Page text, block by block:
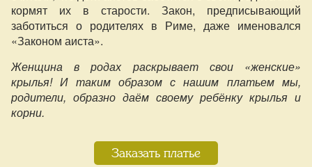
кормят их в старости. Закон, предписывающий
заботиться о родителях в Риме, даже именовался
«Законом аиста».
Женщина в родах раскрывает свои «женские»
крылья! И таким образом с нашим платьем мы,
родители, образно даём своему ребёнку крылья и
корни.
Заказать платье